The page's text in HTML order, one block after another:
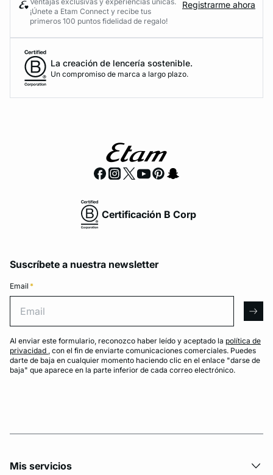
¡Únete a Etam Connect y recibe tus
primeros 100 puntos fidelidad de regalo!
Registrarme ahora
La creación de lencería sostenible.
Un compromiso de marca a largo plazo.
Certificación B Corp
Suscríbete a nuestra newsletter
Email *
Al enviar este formulario, reconozco haber leído y aceptado la política de
privacidad , con el fin de enviarte comunicaciones comerciales. Puedes
darte de baja en cualquier momento haciendo clic en el enlace "darse de
baja" que aparece en la parte inferior de cada correo electrónico.
Mis servicios